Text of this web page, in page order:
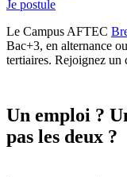
Je postule
Le Campus AFTEC
Bac+3, en alternance
tertiaires. Rejoignez un
Un emploi ?
pas les deux ?